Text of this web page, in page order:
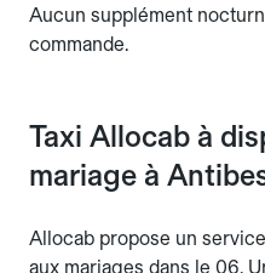
Aucun supplément
commande.
Taxi Allocab à
mariage à
Allocab propose un
aux mariages dans le 06.